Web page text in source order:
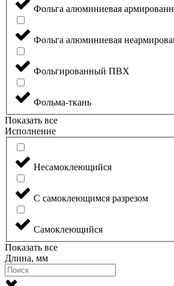
Фольга алюминиевая
Фольга алюминиевая
Фольгированный ПВХ
Фольма-ткань
Показать все
Исполнение
Несамоклеющийся
С самоклеющимся разрезом
Самоклеющийся
Показать все
Длина, мм